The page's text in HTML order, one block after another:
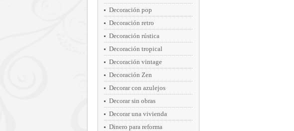
Decoración pop
Decoración retro
Decoración rústica
Decoración tropical
Decoración vintage
Decoración Zen
Decorar con azulejos
Decorar sin obras
Decorar una vivienda
Dinero para reforma